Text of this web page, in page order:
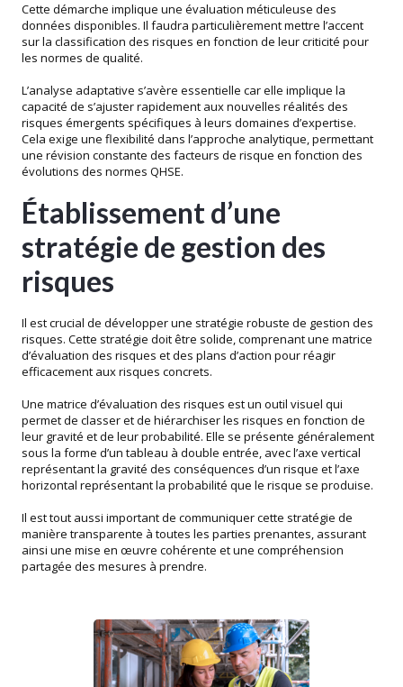
Cette démarche implique une évaluation méticuleuse des
données disponibles. Il faudra particulièrement mettre l’accent
sur la classification des risques en fonction de leur criticité pour
les normes de qualité.
L’analyse adaptative s’avère essentielle car elle implique la
capacité de s’ajuster rapidement aux nouvelles réalités des
risques émergents spécifiques à leurs domaines d’expertise.
Cela exige une flexibilité dans l’approche analytique, permettant
une révision constante des facteurs de risque en fonction des
évolutions des normes QHSE.
Établissement d’une
stratégie de gestion des
risques
Il est crucial de développer une stratégie robuste de gestion des
risques. Cette stratégie doit être solide, comprenant une matrice
d’évaluation des risques et des plans d’action pour réagir
efficacement aux risques concrets.
Une matrice d’évaluation des risques est un outil visuel qui
permet de classer et de hiérarchiser les risques en fonction de
leur gravité et de leur probabilité. Elle se présente généralement
sous la forme d’un tableau à double entrée, avec l’axe vertical
représentant la gravité des conséquences d’un risque et l’axe
horizontal représentant la probabilité que le risque se produise.
Il est tout aussi important de communiquer cette stratégie de
manière transparente à toutes les parties prenantes, assurant
ainsi une mise en œuvre cohérente et une compréhension
partagée des mesures à prendre.